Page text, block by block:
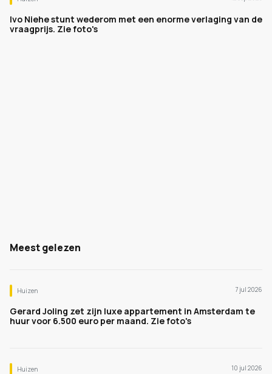
Ivo Niehe stunt wederom met een enorme verlaging van de
vraagprijs. Zie foto's
Meest gelezen
Huizen 7 jul 2026
Gerard Joling zet zijn luxe appartement in Amsterdam te
huur voor 6.500 euro per maand. Zie foto's
Huizen 10 jul 2026